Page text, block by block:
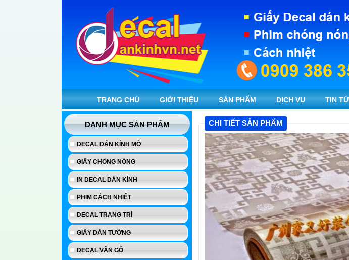
TRANG CHỦ GIỚI THIỆU SẢN PHẨM DỊCH VỤ TIN
CHI TIẾT SẢN PHẨM
DANH MỤC SẢN PHẨM
DECAL DÁN KÍNH MỜ
GIẤY CHỐNG NÓNG
IN DECAL DÁN KÍNH
PHIM CÁCH NHIỆT
DECAL TRANG TRÍ
GIẤY DÁN TƯỜNG
DECAL VÂN GỖ